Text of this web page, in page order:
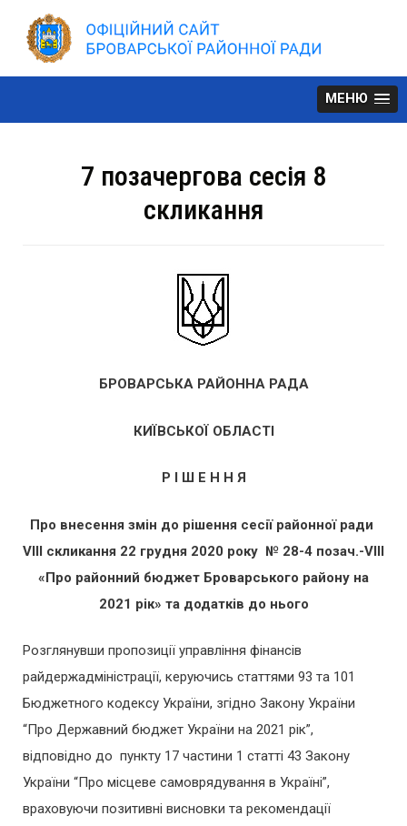
to
content
МЕНЮ
7 позачергова сесія 8
скликання
БРОВАРСЬКА РАЙОННА РАДА
КИЇВСЬКОЇ ОБЛАСТІ
Р І Ш Е Н Н Я
Про внесення змін до рішення сесії районної ради
VІIІ скликання 22 грудня 2020 року № 28-4 позач.-VІІІ
«Про районний бюджет Броварського району на
2021 рік» та додатків до нього
Розглянувши пропозиції управління фінансів
райдержадміністрації, керуючись статтями 93 та 101
Бюджетного кодексу України, згідно Закону України
“Про Державний бюджет України на 2021 рік”,
відповідно до пункту 17 частини 1 статті 43 Закону
України “Про місцеве самоврядування в Україні”,
враховуючи позитивні висновки та рекомендації